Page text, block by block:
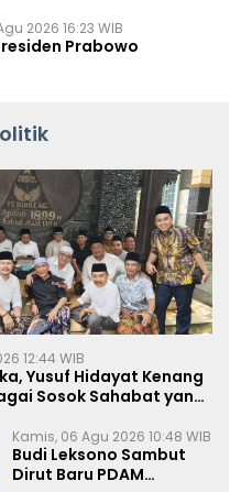
2026 16:23 WIB
Prabowo
12:44 WIB
Yusuf Hidayat Kenang
Sosok Sahabat yang
Kamis, 06 Agu 2026 10:48 WIB
Budi Leksono Sambut
Dirut Baru PDAM